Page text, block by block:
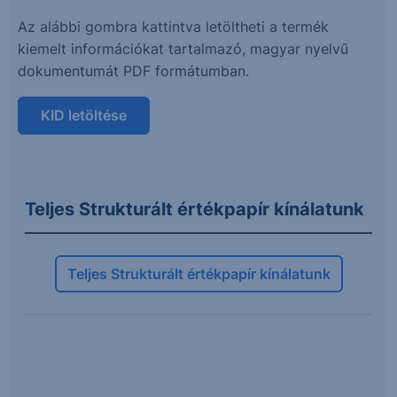
Az alábbi gombra kattintva letöltheti a termék
kiemelt információkat tartalmazó, magyar nyelvű
dokumentumát PDF formátumban.
KID letöltése
Teljes Strukturált értékpapír kínálatunk
Teljes Strukturált értékpapír kínálatunk